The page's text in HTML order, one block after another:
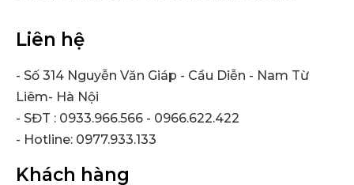
Liên hệ
- Số 314 Nguyễn Văn Giáp - Cầu Diễn - Nam Từ
Liêm- Hà Nội
- SĐT : 0933.966.566 - 0966.622.422
- Hotline: 0977.933.133
Khách hàng